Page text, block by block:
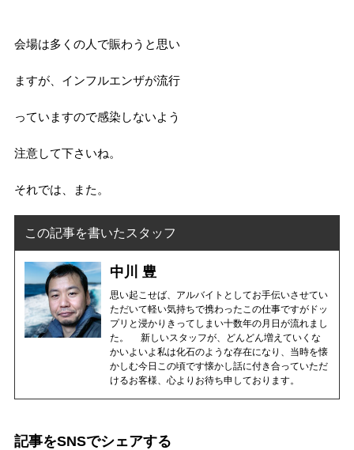
会場は多くの人で賑わうと思い
ますが、 インフルエンザが流行
っていますので感染 しないよう
注意して下さいね。
それでは、また。
この記事を書いたスタッフ
中川 豊
思い起こせば、アルバイトとしてお手伝いさせてい
ただいて軽い気持ちで携わったこの仕事ですがドッ
プリと浸かりきってしまい十数年の月日が流れまし
た。 新しいスタッフが、どんどん増えていくな
かいよいよ私は化石のような存在になり、当時を懐
かしむ今日この頃です懐かし話に付き合っていただ
けるお客様、心よりお待ち申しております。
記事をSNSでシェアする